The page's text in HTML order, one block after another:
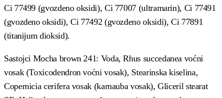
Ci 77499 (gvozdeno oksidi), Ci 77007 (ultramarin), Ci 77491
(gvozdeno oksidi), Ci 77492 (gvozdeno oksidi), Ci 77891
(titanijum dioksid).
Sastojci Mocha brown 241: Voda, Rhus succedanea voćni
vosak (Toxicodendron voćni vosak), Stearinska kiselina,
Copernicia cerifera vosak (karnauba vosak), Gliceril stearat